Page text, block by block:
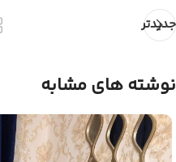
جدیدتر
نوشته های مشابه